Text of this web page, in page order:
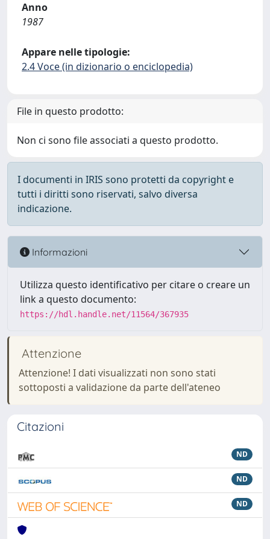
Anno
1987
Appare nelle tipologie:
2.4 Voce (in dizionario o enciclopedia)
File in questo prodotto:
Non ci sono file associati a questo prodotto.
I documenti in IRIS sono protetti da copyright e
tutti i diritti sono riservati, salvo diversa
indicazione.
Informazioni
Utilizza questo identificativo per citare o creare un
link a questo documento:
https://hdl.handle.net/11564/367935
Attenzione
Attenzione! I dati visualizzati non sono stati
sottoposti a validazione da parte dell'ateneo
Citazioni
ND
ND
ND